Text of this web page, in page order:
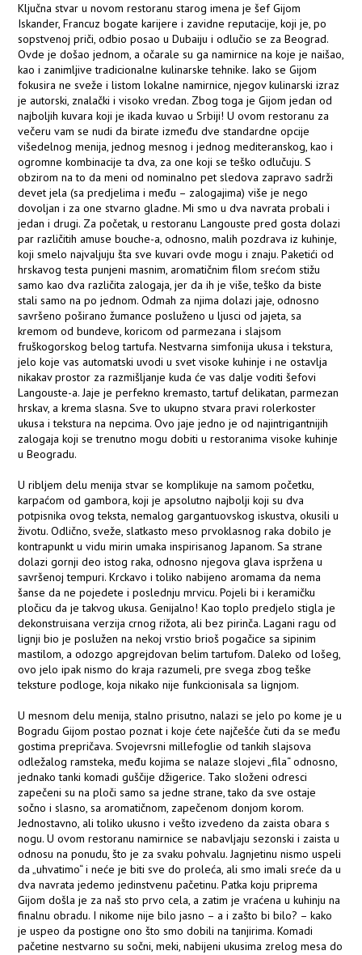
Ključna stvar u novom restoranu starog imena je šef Gijom
Iskander, Francuz bogate karijere i zavidne reputacije, koji je, po
sopstvenoj priči, odbio posao u Dubaiju i odlučio se za Beograd.
Ovde je došao jednom, a očarale su ga namirnice na koje je naišao,
kao i zanimljive tradicionalne kulinarske tehnike. Iako se Gijom
fokusira ne sveže i listom lokalne namirnice, njegov kulinarski izraz
je autorski, znalački i visoko vredan. Zbog toga je Gijom jedan od
najboljih kuvara koji je ikada kuvao u Srbiji! U ovom restoranu za
večeru vam se nudi da birate između dve standardne opcije
višedelnog menija, jednog mesnog i jednog mediteranskog, kao i
ogromne kombinacije ta dva, za one koji se teško odlučuju. S
obzirom na to da meni od nominalno pet sledova zapravo sadrži
devet jela (sa predjelima i među – zalogajima) više je nego
dovoljan i za one stvarno gladne. Mi smo u dva navrata probali i
jedan i drugi. Za početak, u restoranu Langouste pred gosta dolazi
par različitih amuse bouche-a, odnosno, malih pozdrava iz kuhinje,
koji smelo najvaljuju šta sve kuvari ovde mogu i znaju. Paketići od
hrskavog testa punjeni masnim, aromatičnim filom srećom stižu
samo kao dva različita zalogaja, jer da ih je više, teško da biste
stali samo na po jednom. Odmah za njima dolazi jaje, odnosno
savršeno poširano žumance posluženo u ljusci od jajeta, sa
kremom od bundeve, koricom od parmezana i slajsom
fruškogorskog belog tartufa. Nestvarna simfonija ukusa i tekstura,
jelo koje vas automatski uvodi u svet visoke kuhinje i ne ostavlja
nikakav prostor za razmišljanje kuda će vas dalje voditi šefovi
Langouste-a. Jaje je perfekno kremasto, tartuf delikatan, parmezan
hrskav, a krema slasna. Sve to ukupno stvara pravi rolerkoster
ukusa i tekstura na nepcima. Ovo jaje jedno je od najintrigantnijih
zalogaja koji se trenutno mogu dobiti u restoranima visoke kuhinje
u Beogradu.
U ribljem delu menija stvar se komplikuje na samom početku,
karpaćom od gambora, koji je apsolutno najbolji koji su dva
potpisnika ovog teksta, nemalog gargantuovskog iskustva, okusili u
životu. Odlično, sveže, slatkasto meso prvoklasnog raka dobilo je
kontrapunkt u vidu mirin umaka inspirisanog Japanom. Sa strane
dolazi gornji deo istog raka, odnosno njegova glava ispržena u
savršenoj tempuri. Krckavo i toliko nabijeno aromama da nema
šanse da ne pojedete i poslednju mrvicu. Pojeli bi i keramičku
pločicu da je takvog ukusa. Genijalno! Kao toplo predjelo stigla je
dekonstruisana verzija crnog rižota, ali bez pirinča. Lagani ragu od
lignji bio je poslužen na nekoj vrstio brioš pogačice sa sipinim
mastilom, a odozgo apgrejdovan belim tartufom. Daleko od lošeg,
ovo jelo ipak nismo do kraja razumeli, pre svega zbog teške
teksture podloge, koja nikako nije funkcionisala sa lignjom.
U mesnom delu menija, stalno prisutno, nalazi se jelo po kome je u
Bogradu Gijom postao poznat i koje ćete najčešće čuti da se među
gostima prepričava. Svojevrsni millefoglie od tankih slajsova
odležalog ramsteka, među kojima se nalaze slojevi „fila“ odnosno,
jednako tanki komadi guščije džigerice. Tako složeni odresci
zapečeni su na ploči samo sa jedne strane, tako da sve ostaje
sočno i slasno, sa aromatičnom, zapečenom donjom korom.
Jednostavno, ali toliko ukusno i vešto izvedeno da zaista obara s
nogu. U ovom restoranu namirnice se nabavljaju sezonski i zaista u
odnosu na ponudu, što je za svaku pohvalu. Jagnjetinu nismo uspeli
da „uhvatimo“ i neće je biti sve do proleća, ali smo imali sreće da u
dva navrata jedemo jedinstvenu pačetinu. Patka koju priprema
Gijom došla je za naš sto prvo cela, a zatim je vraćena u kuhinju na
finalnu obradu. I nikome nije bilo jasno – a i zašto bi bilo? – kako
je uspeo da postigne ono što smo dobili na tanjirima. Komadi
pačetine nestvarno su sočni, meki, nabijeni ukusima zrelog mesa do